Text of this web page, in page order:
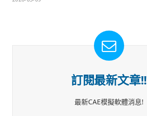
訂閱最新文章!!
最新CAE模擬軟體消息!